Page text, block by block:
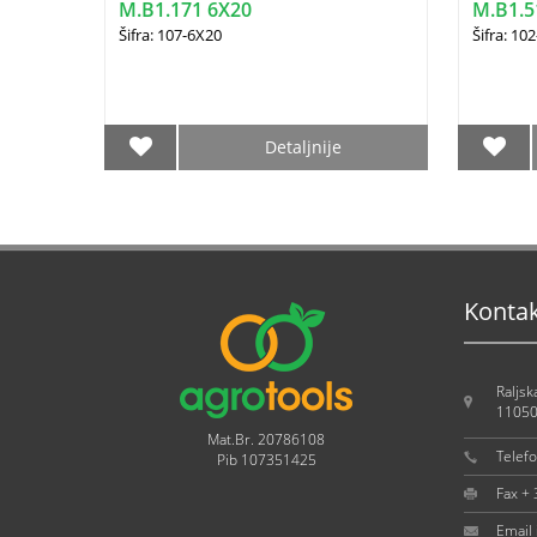
M.B1.171 6X20
Šifra: 107-6X20
Detaljnije
Šifra:
Mat.Br. 20786108
Pib 107351425
Fax +